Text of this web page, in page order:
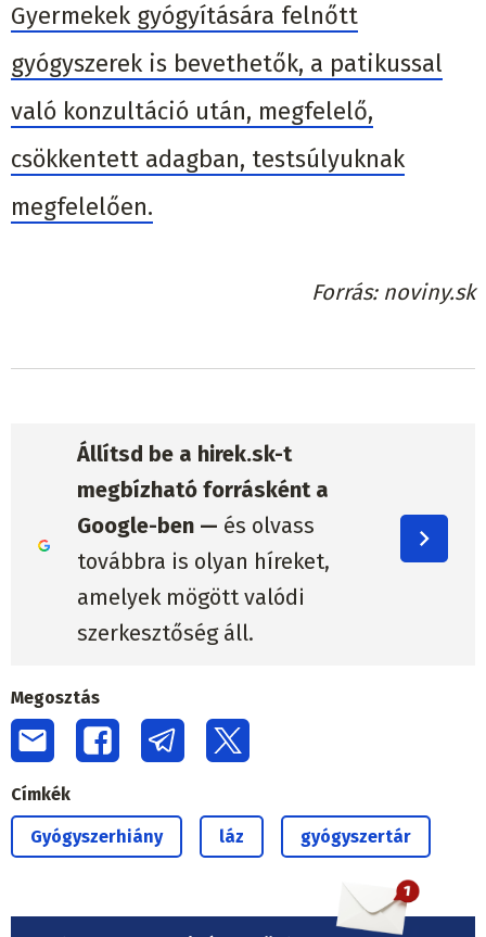
Gyermekek gyógyítására felnőtt
gyógyszerek is bevethetők, a patikussal
való konzultáció után, megfelelő,
csökkentett adagban, testsúlyuknak
megfelelően.
Forrás noviny.sk
Állítsd be a hirek.sk-t
megbízható forrásként a
Google-ben — és olvass
továbbra is olyan híreket,
amelyek mögött valódi
szerkesztőség áll.
Megosztás
Címkék
Gyógyszerhiány láz gyógyszertár